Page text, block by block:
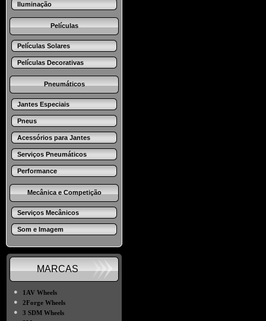
Iluminação
Películas
Películas Solares
Películas Decorativas
Pneumáticos
Jantes Especiais
Pneus
Acessórios para Jantes
Serviços Pneumáticos
Performance
Mecânica e Competição
Serviços Mecânicos
Som e Imagem
MARCAS
●
1AV Wheels
●
2Forge Wheels
●
3 SDM Wheels